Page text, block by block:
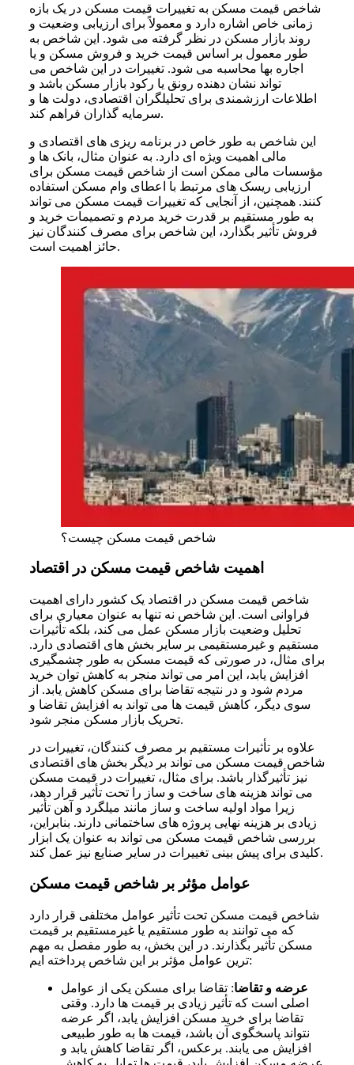
شاخص قیمت مسکن به تغییرات قیمت مسکن در یک بازه
زمانی خاص اشاره دارد و معمولاً برای ارزیابی وضعیت و
روند بازار مسکن در نظر گرفته می شود. این شاخص به
طور معمول بر اساس قیمت خرید و فروش مسکن و یا
اجاره بها محاسبه می شود. تغییرات در این شاخص می
تواند نشان دهنده رونق یا رکود بازار مسکن باشد و
اطلاعات ارزشمندی برای تحلیلگران اقتصادی، دولت ها و
سرمایه گذاران فراهم کند.
این شاخص به طور خاص در برنامه ریزی های اقتصادی و
مالی اهمیت ویژه ای دارد. به عنوان مثال، بانک ها و
مؤسسات مالی ممکن است از شاخص قیمت مسکن برای
ارزیابی ریسک های مرتبط با اعطای وام مسکن استفاده
کنند. همچنین، از آنجایی که تغییرات قیمت مسکن می تواند
به طور مستقیم بر قدرت خرید مردم و تصمیمات خرید و
فروش تأثیر بگذارد، این شاخص برای مصرف کنندگان نیز
حائز اهمیت است.
شاخص قیمت مسکن چیست؟
اهمیت شاخص قیمت مسکن در اقتصاد
شاخص قیمت مسکن در اقتصاد یک کشور دارای اهمیت
فراوانی است. این شاخص نه تنها به عنوان معیاری برای
تحلیل وضعیت بازار مسکن عمل می کند، بلکه تأثیرات
مستقیم و غیرمستقیمی بر سایر بخش های اقتصادی دارد.
برای مثال، در صورتی که قیمت مسکن به طور چشمگیری
افزایش یابد، این امر می تواند منجر به کاهش توان خرید
مردم شود و در نتیجه تقاضا برای مسکن کاهش یابد. از
سوی دیگر، کاهش قیمت ها می تواند به افزایش تقاضا و
تحریک بازار مسکن منجر شود.
علاوه بر تأثیرات مستقیم بر مصرف کنندگان، تغییرات در
شاخص قیمت مسکن می تواند بر دیگر بخش های اقتصادی
نیز تأثیرگذار باشد. برای مثال، تغییرات در قیمت مسکن
می تواند هزینه های ساخت و ساز را تحت تأثیر قرار دهد،
زیرا مواد اولیه ساخت و ساز مانند میلگرد و آهن تأثیر
زیادی بر هزینه نهایی پروژه های ساختمانی دارند. بنابراین،
بررسی شاخص قیمت مسکن می تواند به عنوان یک ابزار
کلیدی برای پیش بینی تغییرات در سایر صنایع نیز عمل کند.
عوامل مؤثر بر شاخص قیمت مسکن
شاخص قیمت مسکن تحت تأثیر عوامل مختلفی قرار دارد
که می توانند به طور مستقیم یا غیرمستقیم بر قیمت
مسکن تأثیر بگذارند. در این بخش، به طور مفصل به مهم
ترین عوامل مؤثر بر این شاخص پرداخته ایم:
عرضه و تقاضا: تقاضا برای مسکن یکی از عوامل
اصلی است که تأثیر زیادی بر قیمت ها دارد. وقتی
تقاضا برای خرید مسکن افزایش یابد، اگر عرضه
نتواند پاسخگوی آن باشد، قیمت ها به طور طبیعی
افزایش می یابند. برعکس، اگر تقاضا کاهش یابد و